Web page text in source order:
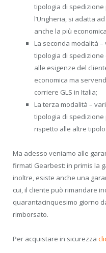
tipologia di
l’Ungheria, si adatta
anche la più
La seconda modalità
tipologia di spedizione
alle esigenze del
economica ma
corriere GLS in Italia;
La terza modalità –
tipologia di spedizione
rispetto alle altre
Ma adesso veniamo alle
firmati Gearbest: in primis la
inoltre, esiste anche una
cui, il cliente può rimandare
quarantacinquesimo giorno
rimborsato.
Per acquistare in sicurezza